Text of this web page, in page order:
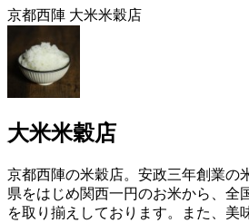
京都西陣 大米米穀店
大米米穀店
京都西陣の米穀店。安政三年創業の
県をはじめ関西一円のお米から、全
を取り揃えしております。また、美